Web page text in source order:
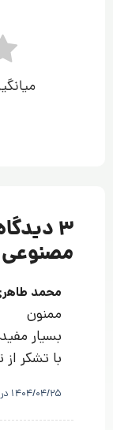
3 دیدگاه برای “
مصنوعی
محمد
ممنون
بسیار
با تشکر
1404/04/25 در 18:41